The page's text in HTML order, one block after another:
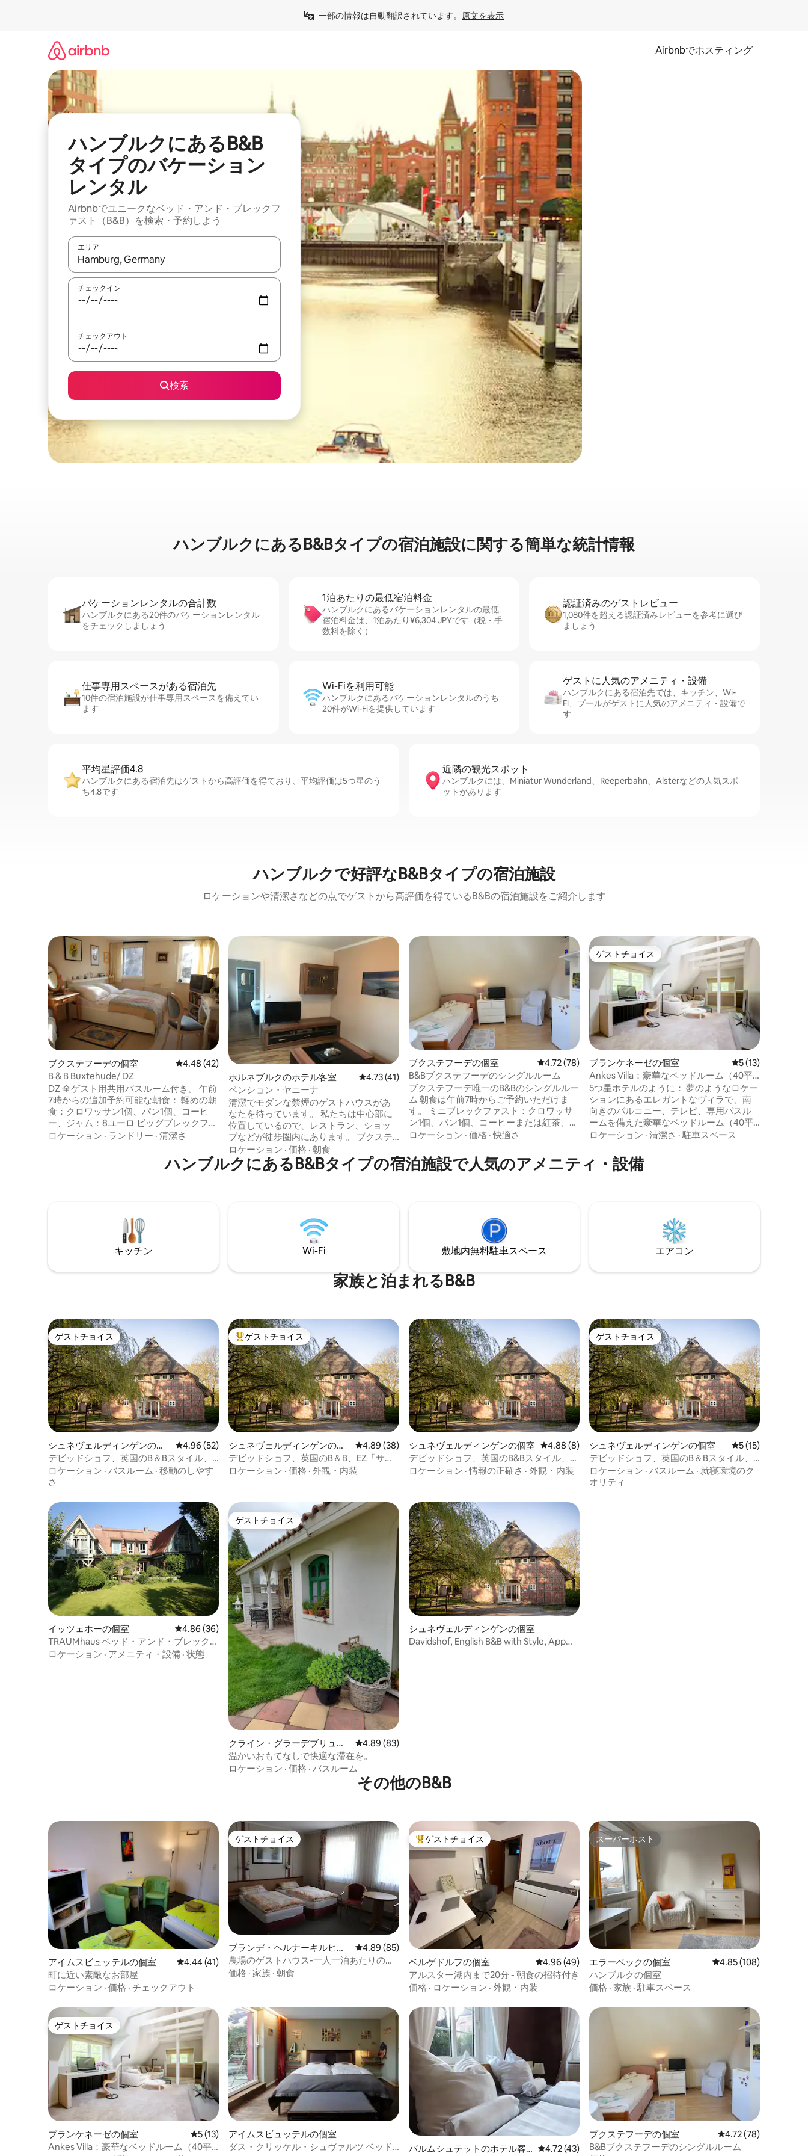
一部の情報は自動翻訳されています。 原文を表示
Airbnbでホスティング
ハンブルクにあるB&B
タイプのバケーション
レンタル
Airbnbでユニークなベッド・アンド・ブレックフ
ァスト（B&B）を検索・予約しよう
エリア
検索結果が表示されたら、上下の矢印キーを使って移動するか、画面をタッチまたはスワイプして検索結果を確認することができます。
チェックイン
チェックアウト
検索
ハンブルクに⁠あ⁠るB&B⁠タ⁠イ⁠プ⁠の宿⁠泊⁠施⁠設⁠に関⁠す⁠る簡⁠単⁠な統⁠計⁠情⁠報
バケーションレ⁠ン⁠タ⁠ル⁠の合⁠計⁠数
ハンブルクにある20件のバケーションレンタル
をチェックしましょう
1泊あたりの最⁠低⁠宿⁠泊⁠料⁠金
ハンブルクにあるバケーションレンタルの最低
宿泊料金は、1泊あたり¥6,304 JPYです（税・手
数料を除く）
認証済みのゲ⁠ス⁠ト⁠レ⁠ビ⁠ュ⁠ー
1,080件を超える認証済みレビューを参考に選び
ましょう
仕事専用ス⁠ペ⁠ー⁠スがあ⁠る宿⁠泊⁠先
10件の宿泊施設が仕事専用スペースを備えてい
ます
Wi-Fiを利⁠用⁠可⁠能
ハンブルクにあるバケーションレンタルのうち
20件がWi-Fiを提供しています
ゲストに人⁠気⁠のア⁠メ⁠ニ⁠テ⁠ィ・設⁠備
ハンブルクにある宿泊先では、キッチン、Wi-
Fi、プールがゲストに人気のアメニティ・設備で
す
平均星評価4.8
ハンブルクにある宿泊先はゲストから高評価を得ており、平均評価は5つ星のう
ち4.8です
近隣の観光ス⁠ポ⁠ッ⁠ト
ハンブルクには、Miniatur Wunderland、Reeperbahn、Alsterなどの人気スポ
ットがあります
ハンブルクで好評なB&Bタイプの宿泊施設
ロケーションや清潔さなどの点でゲストから高評価を得ているB&Bの宿泊施設をご紹介します
ブクステフーデの個室 レビュー42件、5つ星中4.48つ星の平均評価
4.48 (42)
B & B Buxtehude/ DZ
DZ 全ゲスト用共用バスルーム付き。 午前
7時からの追加予約可能な朝食： 軽めの朝
食：クロワッサン1個、パン1個、コーヒ
ー、ジャム：8ユーロ ビッグブレックファ
ースト：パン、ソーセージ、チーズ、
ル、ヨーグルト、ミルク、フルーツ、オ
レンジジュース：15ユーロ 犬1匹につき15
空き状況により駐車場。
ロケーション · ランドリー · 清潔さ
ホルネブルクのホテル客室 レビュー41件、5つ星中4.73つ星の平均評価
4.73 (41)
ペンション・ヤニーナ
清潔でモダンな禁煙のゲストハウスがあ
なたを待っています。 私たちは中心部に
位置しているので、レストラン、ショッ
プなどが徒歩圏内にあります。 ブクステ
フーデとシュターデの間のアルテン・ラ
ンドの端に位置し、ハイキングやサイク
リングの理想的な出発点となっていま
での快適なご滞在をお祈りいたします。
そして、あなたを温かく歓迎します！
ロケーション · 価格 · 朝食
ブクステフーデの個室 レビュー78件、5つ星中4.72つ星の平均評価
4.72 (78)
B&Bブクステフーデのシングルルーム
ブクステフーデ唯一のB&Bのシングルルー
ム 朝食は午前7時からご予約いただけま
す。 ミニブレックファスト：クロワッサ
ン1個、パン1個、コーヒーまたは紅茶、ジ
ャム：8ユーロ 豊かな朝食：パン、ソーセ
ス朝食：シリアル、ヨーグルト、ミル
ク、フルーツ、オレンジジュース：15ユー
ロケーション · 価格 ·快適さ
ゲストチョイス
ゲストチョイス
ブランケネーゼの個室 レビュー13件、5
5 (13)
Ankes Villa：豪華なベッドルーム（40平
方メートル）
5つ星ホテルのように： 夢のようなロケー
ションにあるエレガントなヴィラで、南
向きのバルコニー、テレビ、専用バスル
ームを備えた豪華なベッドルーム（40平
方メートル）。屋根裏部屋には、ゲスト
スがあります。 キッチンにはコーヒーと
紅茶が用意されており、持参した朝食は
ロケーション · 清潔さ ·駐車スペース
ハンブルクにあるB&Bタイプの宿泊施設で人気のアメニティ・設備
キッチン Wi-Fi 敷地内無料駐⁠車ス⁠ペ⁠ー⁠ス エアコン
家族と泊まれるB&B
ゲストチョイス
ゲストチョイス
シュネヴェルディンゲンの個
室
レビュー52件、5つ星中4.96つ星の平均評価
4.96 (52)
デビッドショフ、英国のB＆Bスタイル、
「カラハリ」ダブル
ロケーション · バスルーム · 移動のしやす
さ
大好評のゲストチョイスです。
ゲストチョイス
シュネヴェルディンゲンの個
室
レビュー38件、5つ星中4.89つ星の平均評価
4.89 (38)
デビッドショフ、英国のB＆B、EZ「サマ
セット」
ロケーション · 価格 · 外観・内装
シュネヴェルディンゲンの個室 レビュー8件、5つ星中4.88つ星の平均評価
4.88 (8)
デビッドショフ、英国のB&Bスタイル、ス
タジオ「デヴォン」
ロケーション ·情報の正確さ · 外観・内装
ゲストチョイス
ゲストチョイス
シュネヴェルディンゲンの個室 レビュー15件、5
5 (15)
デビッドショフ、英国のB＆Bスタイル、
「コーンウォール」の客室
ロケーション · バスルーム · 就寝環境のク
オリティ
イッツェホーの個室 レビュー36件、5つ星中4.86つ星の平均評価
4.86 (36)
TRAUMhaus ベッド・アンド・ブレックフ
ァーストイッツェホー
ロケーション · アメニティ・設備 · 状態
ゲストチョイス
ゲストチョイス
クライン・グラーデブリュッ
ゲの個室
レビュー83件、5つ星中4.89つ星の平均評価
4.89 (83)
温かいおもてなしで快適な滞在を。
ロケーション · 価格 · バスルーム
シュネヴェルディンゲンの個室
Davidshof, English B&B with Style, App
その他のB&B
アイムスビュッテルの個室 レビュー41件、5つ星中4.44つ星の平均評価
4.44 (41)
町に近い素敵なお部屋
ロケーション · 価格 · チェックアウト
ゲストチョイス
ゲストチョイス
ブランデ・ヘルナーキルヒェ
ンの個室
レビュー85件、5つ星中4.89つ星の平均評価
4.89 (85)
農場のゲストハウス-一人一泊あたりの料
金
価格 · 家族 · 朝食
大好評のゲストチョイスです。
ゲストチョイス
ベルゲドルフの個室 レビュー49件、5つ星中4.96つ星の平均評価
4.96 (49)
アルスター湖内まで20分 - 朝食の招待付き
価格 · ロケーション · 外観・内装
スーパーホスト
スーパーホスト
エラーベックの個室 レビュー108件、5つ
4.85 (108)
ハンブルクの個室
価格 · 家族 ·駐車スペース
ゲストチョイス
ゲストチョイス
ブランケネーゼの個室 レビュー13件、5つ星中5つ星の平均評価
5 (13)
Ankes Villa：豪華なベッドルーム（40平
アイムスビュッテルの個室
ダス・クリッケル・シュヴァルツ ベッド
バルムシュテットのホテル客
レビュー43件、5つ星中4.72つ星の平均評価
4.72 (43)
ブクステフーデの個室 レビュー78件、5つ
4.72 (78)
B&Bブクステフーデのシングルルーム